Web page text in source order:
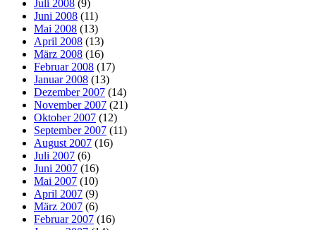
Juli 2008 (9)
Juni 2008 (11)
Mai 2008 (13)
April 2008 (13)
März 2008 (16)
Februar 2008 (17)
Januar 2008 (13)
Dezember 2007 (14)
November 2007 (21)
Oktober 2007 (12)
September 2007 (11)
August 2007 (16)
Juli 2007 (6)
Juni 2007 (16)
Mai 2007 (10)
April 2007 (9)
März 2007 (6)
Februar 2007 (16)